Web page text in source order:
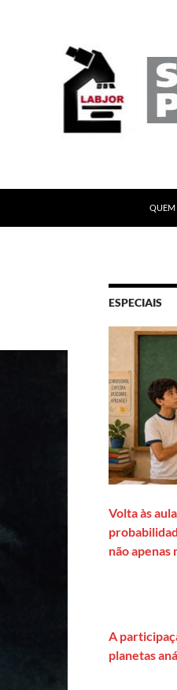
QUEM
ESPECIAIS
Volta às
não apenas
A
planetas